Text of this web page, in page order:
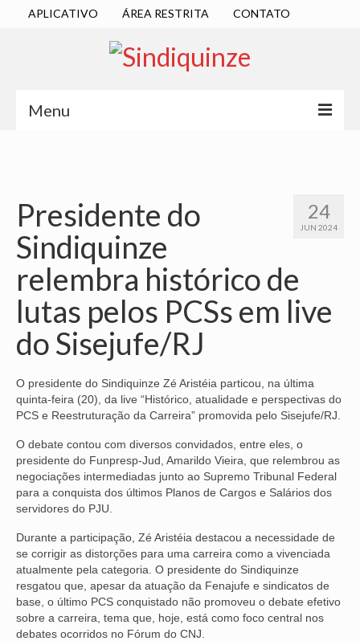
APLICATIVO ÁREA RESTRITA CONTATO
Menu
DIRETORIA EXECUTIVA
ESTATUTO
ATAS
LOCALIZAÇÃO
QUEM SOMOS
NOSSA HISTÓRIA
SUBSEDES
ARAÇATUBA
BAURU
PRESIDENTE PRUDENTE
RIBEIRÃO PRETO
SÃO JOSÉ DOS CAMPOS
SÃO JOSÉ DO RIO PRETO
24
JUN 2024
Presidente do
Sindiquinze
relembra histórico de
lutas pelos PCSs em live
do Sisejufe/RJ
O presidente do Sindiquinze Zé Aristéia particou, na última
quinta-feira (20), da live “Histórico, atualidade e perspectivas do
PCS e Reestruturação da Carreira” promovida pelo Sisejufe/RJ.
O debate contou com diversos convidados, entre eles, o
presidente do Funpresp-Jud, Amarildo Vieira, que relembrou as
negociações intermediadas junto ao Supremo Tribunal Federal
para a conquista dos últimos Planos de Cargos e Salários dos
servidores do PJU.
Durante a participação, Zé Aristéia destacou a necessidade de
se corrigir as distorções para uma carreira como a vivenciada
atualmente pela categoria. O presidente do Sindiquinze
resgatou que, apesar da atuação da Fenajufe e sindicatos de
base, o último PCS conquistado não promoveu o debate efetivo
sobre a carreira, tema que, hoje, está como foco central nos
debates ocorridos no Fórum do CNJ.